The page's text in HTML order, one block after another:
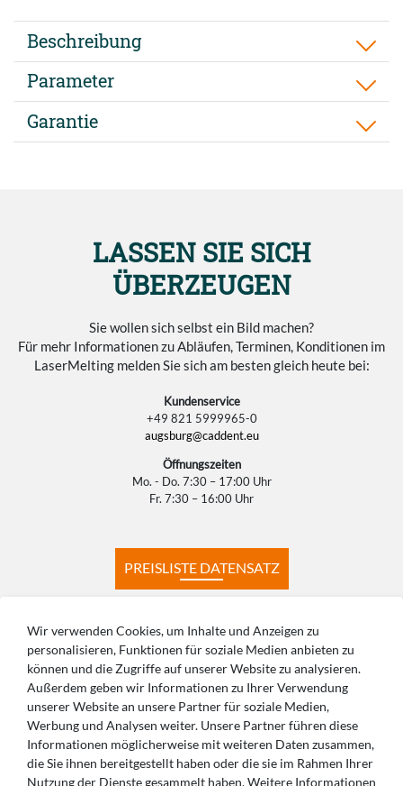
Beschreibung
Parameter
Garantie
LASSEN SIE SICH
ÜBERZEUGEN
Sie wollen sich selbst ein Bild machen?
Für mehr Informationen zu Abläufen, Terminen, Konditionen im
LaserMelting melden Sie sich am besten gleich heute bei:
Kundenservice
+49 821 5999965-0
augsburg@caddent.eu
Öffnungszeiten
Mo. - Do. 7:30 – 17:00 Uhr
Fr. 7:30 – 16:00 Uhr
PREISLISTE DATENSATZ
PRODUKTIONSZEITEN HÄUFIGE FRAGEN
Wir verwenden Cookies, um Inhalte und Anzeigen zu
personalisieren, Funktionen für soziale Medien anbieten zu
können und die Zugriffe auf unserer Website zu analysieren.
Außerdem geben wir Informationen zu Ihrer Verwendung
unserer Website an unsere Partner für soziale Medien,
Werbung und Analysen weiter. Unsere Partner führen diese
Informationen möglicherweise mit weiteren Daten zusammen,
die Sie ihnen bereitgestellt haben oder die sie im Rahmen Ihrer
Nutzung der Dienste gesammelt haben. Weitere Informationen